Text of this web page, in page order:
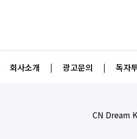
회사소개 | 광고문의 | 독자
CN Dream